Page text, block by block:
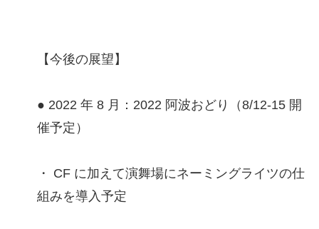
【今後の展望】
● 2022 年 8 月：2022 阿波おどり（8/12-15 開
催予定）
・ CF に加えて演舞場にネーミングライツの仕
組みを導入予定